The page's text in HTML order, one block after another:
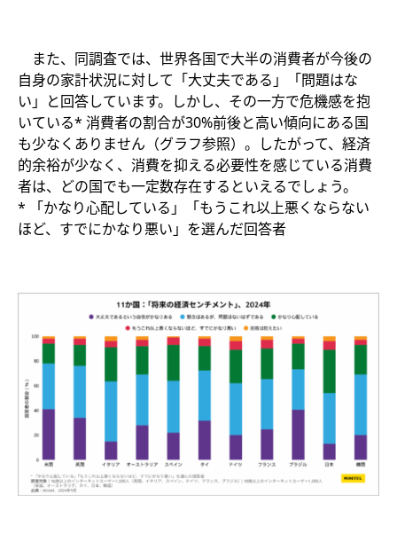
また、同調査では、世界各国で大半の消費者が今後の
自身の家計状況に対して「大丈夫である」「問題はな
い」と回答しています。しかし、その一方で危機感を抱
いている* 消費者の割合が30%前後と高い傾向にある国
も少なくありません（グラフ参照）。したがって、経済
的余裕が少なく、消費を抑える必要性を感じている消費
者は、どの国でも一定数存在するといえるでしょう。​
* 「かなり心配している」「もうこれ以上悪くならない
ほど、すでにかなり悪い」を選んだ回答者​